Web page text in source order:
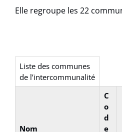
Elle regroupe les 22
Liste des communes
de l’intercommunalité
Nom
C
o
d
e